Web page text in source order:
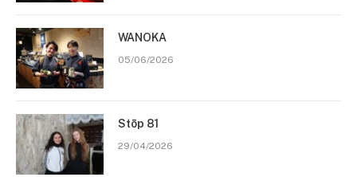
WANOKA
05/06/2026
Stōp 81
29/04/2026